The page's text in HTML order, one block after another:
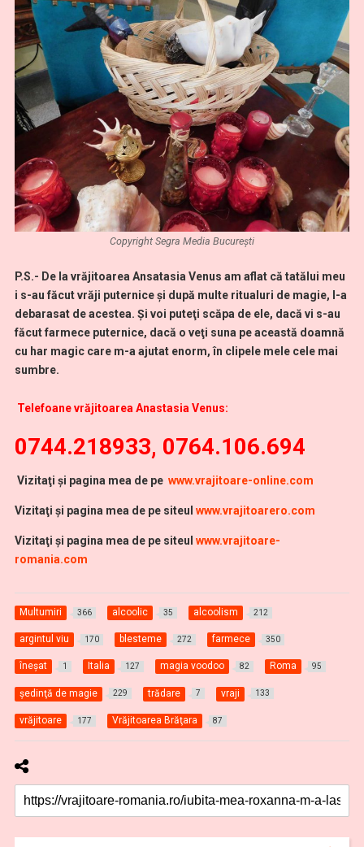
Copyright Segra Media București
P.S.- De la vrăjitoarea Ansatasia Venus am aflat că tatălui meu
i s-au făcut vrăji puternice şi după multe ritualuri de magie, l-a
debarasat de acestea. Şi voi puteţi scăpa de ele, dacă vi s-au
făcut farmece puternice, dacă o veţi suna pe această doamnă
cu har magic care m-a ajutat enorm, în clipele mele cele mai
sumbre.
Telefoane vrăjitoarea Anastasia Venus:
0744.218933, 0764.106.694
Vizitaţi şi pagina mea de pe www.vrajitoare-online.com
Vizitaţi şi pagina mea de pe siteul www.vrajitoarero.com
Vizitaţi şi pagina mea de pe siteul www.vrajitoare-
romania.com
Multumiri 366 alcoolic 35 alcoolism 212
argintul viu 170 blesteme 272 farmece 350
îneșat 1 Italia 127 magia voodoo 82 Roma 95
şedinţă de magie 229 trădare 7 vraji 133
vrăjitoare 177 Vrăjitoarea Brăţara 87